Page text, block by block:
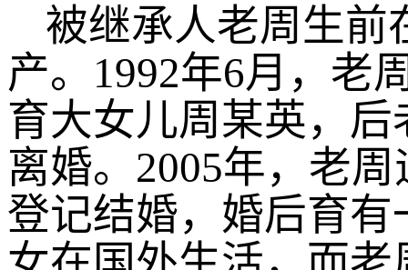
被继承人老周生前
产。1992年6月，老
育大女儿周某英，
离婚。2005年，老
登记结婚，婚后育